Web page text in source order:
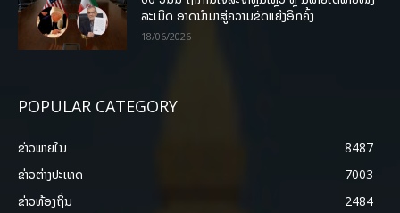
ລະເມີດ ອາດນໍາມາສູ່ຄວາມຂັດແຍ້ງອີກຄັ້ງ
18/06/2026
POPULAR CATEGORY
ຂ່າວພາຍ​ໃນ
8487
ຂ່າວຕ່າງປະເທດ
7003
ຂ່າວທ້ອງຖິ່ນ
2484